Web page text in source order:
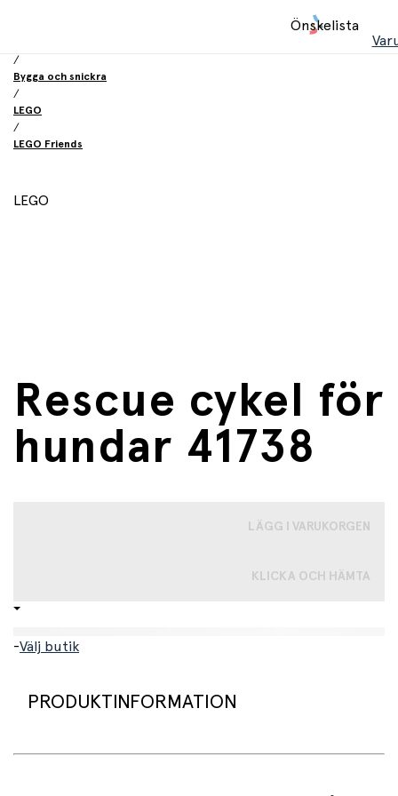
Önskelista
/
Bygga och snickra
/
LEGO
/
LEGO Friends
LEGO
Rescue cykel för
hundar 41738
LÄGG I VARUKORGEN
KLICKA OCH HÄMTA
-Välj butik
PRODUKTINFORMATION